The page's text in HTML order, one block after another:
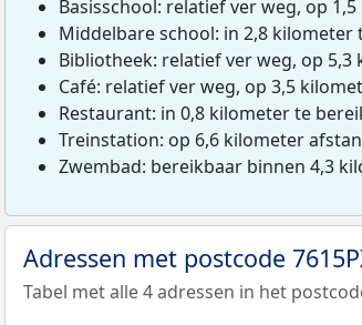
Basisschool: relatief ver weg, op
Middelbare school: in 2,8 kilometer
Bibliotheek: relatief ver weg, op
Café: relatief ver weg, op 3,5
Restaurant: in 0,8 kilometer te
Treinstation: op 6,6 kilometer
Zwembad: bereikbaar binnen 4,3
Adressen met postcode
Tabel met alle 4 adressen in het